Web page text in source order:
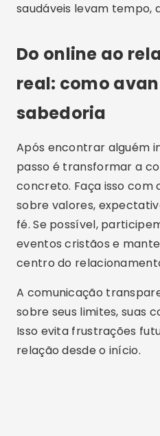
saudáveis levam tempo,
Do online ao
real: como
sabedoria
Após encontrar alguém
passo é transformar a
concreto. Faça isso com
sobre valores,
fé. Se possível,
eventos cristãos e
centro do
A comunicação
sobre seus limites, suas
Isso evita frustrações
relação desde o início.